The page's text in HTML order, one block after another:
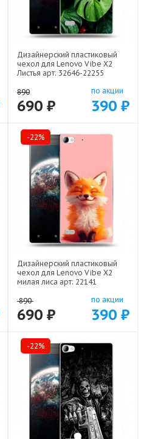
Дизайнерский пластиковый
чехол для Lenovo Vibe X2
Листья арт: 32646-22255
890
690 ₽
по акции
390 ₽
-22%
Дизайнерский пластиковый
чехол для Lenovo Vibe X2
милая лиса арт: 22141
890
690 ₽
по акции
390 ₽
-22%